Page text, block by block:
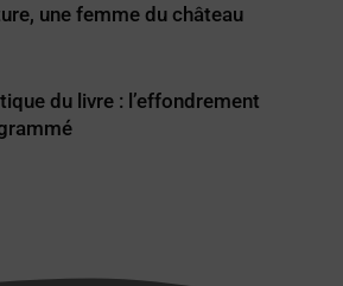
une femme du château
du livre : l’effondrement